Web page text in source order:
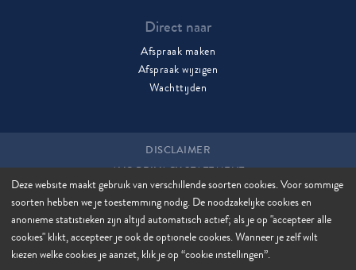
Direct naar
Afspraak maken
Afspraak wijzigen
Wachttijden
DISCLAIMER
AVG PRIVACY STATEMENT
COOKIES
COOKIE MANAGER
SITEMAP
Deze website maakt gebruik van verschillende soorten cookies. Voor sommige
soorten hebben we je toestemming nodig. De noodzakelijke cookies en
anonieme statistieken zijn altijd automatisch actief; als je op "accepteer alle
cookies" klikt, accepteer je ook de optionele cookies. Wanneer je zelf wilt
kiezen welke cookies je aanzet, klik je op “cookie instellingen”.